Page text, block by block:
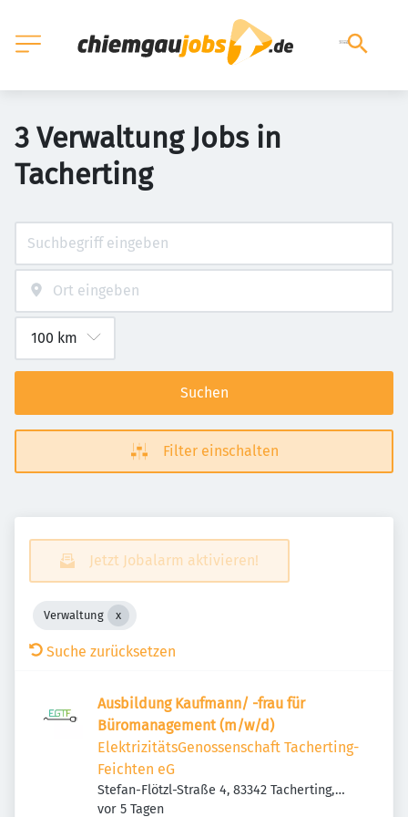
3 Verwaltung Jobs in
Tacherting
Suchen
Filter einschalten
Jetzt Jobalarm aktivieren!
Verwaltung
Suche zurücksetzen
Ausbildung Kaufmann/ -frau für
Büromanagement (m/w/d)
ElektrizitätsGenossenschaft Tacherting-
Feichten eG
Stefan-Flötzl-Straße 4, 83342 Tacherting,
Deutschland
Veröffentlicht
vor 5 Tagen